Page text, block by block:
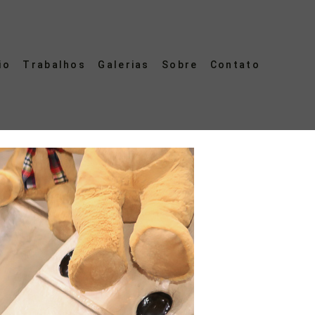
Trabalhos Galerias Sobre Contato